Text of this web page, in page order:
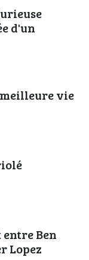
d'un
vie
Ben
Lopez